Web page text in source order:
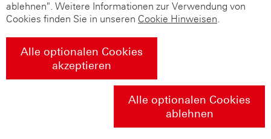
ablehnen". Weitere Informationen zur Verwendung von
Cookies finden Sie in unseren Cookie Hinweisen.
Alle optionalen Cookies
akzeptieren
Alle optionalen Cookies
ablehnen